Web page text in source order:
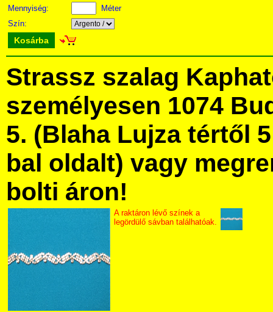
Mennyiség:
Méter
Szín:
Kosárba
Strassz szalag
személyesen 1074
5. (Blaha Lujza tértől
bal oldalt) vagy
bolti áron!
A raktáron lévő színek a
legördülő sávban találhatóak.